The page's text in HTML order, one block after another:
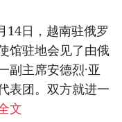
14日，越南驻俄罗
馆驻地会见了由俄
副主席安德烈·亚
表团。双方就进一
文